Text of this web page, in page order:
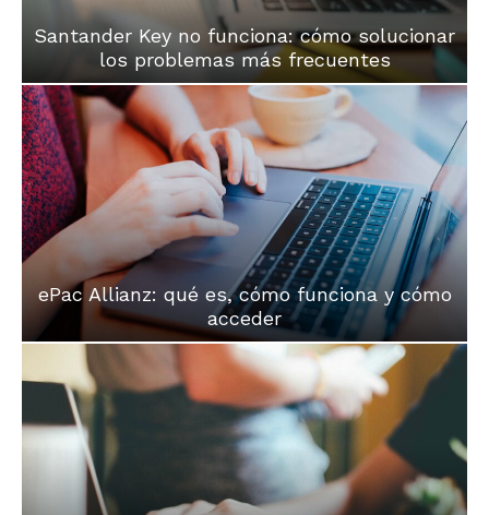
Santander Key no funciona: cómo solucionar
los problemas más frecuentes
ePac Allianz: qué es, cómo funciona y cómo
acceder